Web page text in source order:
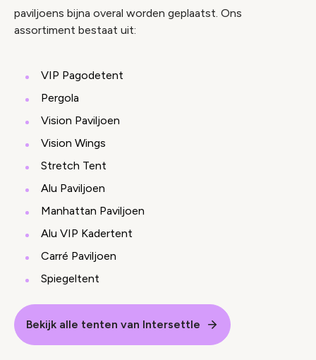
paviljoens bijna overal worden geplaatst. Ons
assortiment bestaat uit:
VIP Pagodetent
Pergola
Vision Paviljoen
Vision Wings
Stretch Tent
Alu Paviljoen
Manhattan Paviljoen
Alu VIP Kadertent
Carré Paviljoen
Spiegeltent
Bekijk alle tenten van Intersettle